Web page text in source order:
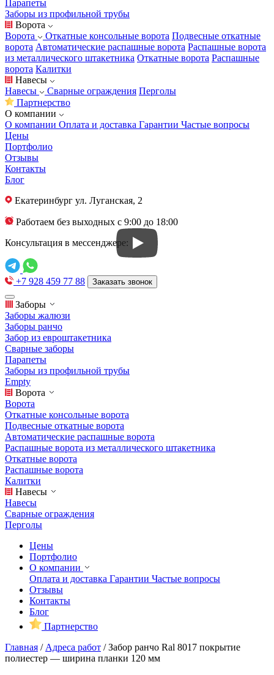
Парапеты
Заборы из профильной трубы
Ворота
Ворота
Откатные консольные ворота Подвесные откатные
ворота Автоматические распашные ворота Распашные ворота
из металлического штакетника Откатные ворота Распашные
ворота Калитки
Навесы
Навесы
Сварные ограждения Перголы
Партнерство
О компании
О компании Оплата и доставка Гарантии Частые вопросы
Цены
Портфолио
Отзывы
Контакты
Блог
Екатеринбург ул. Луганская, 2
Работаем без выходных с 9:00 до 18:00
Консультация в мессенджере:
+7 928 459 77 88 Заказать звонок
Заборы
Заборы жалюзи
Заборы ранчо
Забор из евроштакетника
Сварные заборы
Парапеты
Заборы из профильной трубы
Empty
Ворота
Ворота
Откатные консольные ворота
Подвесные откатные ворота
Автоматические распашные ворота
Распашные ворота из металлического штакетника
Откатные ворота
Распашные ворота
Калитки
Навесы
Навесы
Сварные ограждения
Перголы
Цены
Портфолио
О компании
Оплата и доставка Гарантии Частые вопросы
Отзывы
Контакты
Блог
Партнерство
Главная / Адреса работ /Забор ранчо Ral 8017 покрытие
полиестер — ширина планки 120 мм